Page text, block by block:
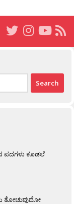
ಪದಗಳು ಕೂಡಲೆ
ತೋಚುವುದೋ